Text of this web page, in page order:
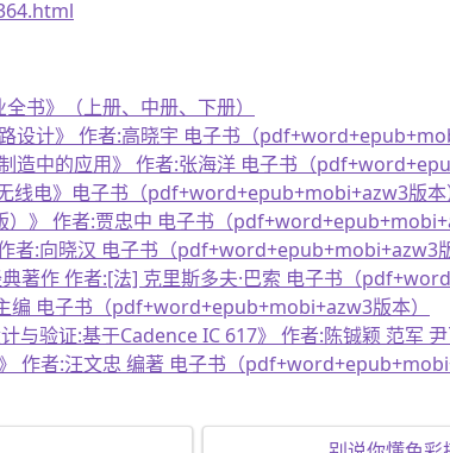
书》（上册、中册、下册）
设计》 作者:高晓宇 电子书（
造中的应用》 作者:张海洋 电子书（
线电》电子书（pdf+word+epub+mobi+azw3版本
）》 作者:贾忠中 电子书（
者:向晓汉 电子书（pdf+word+epub+mobi+azw3版
著作 作者:[法] 克里斯多夫·巴索 电子书（
编 电子书（pdf+word+epub+mobi+azw3版本）
与验证:基于Cadence IC 617》 作者:陈铖颖 范军
作者:汪文忠 编著 电子书（